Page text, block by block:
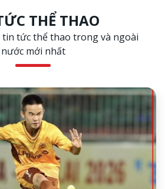
THỂ THAO
tức thể thao trong và ngoài
nước mới nhất